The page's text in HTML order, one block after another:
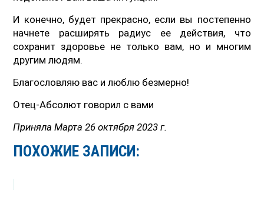
И конечно, будет прекрасно, если вы постепенно
начнете расширять радиус ее действия, что
сохранит здоровье не только вам, но и многим
другим людям.
Благословляю вас и люблю безмерно!
Отец-Абсолют говорил с вами
Приняла Марта 26 октября 2023 г.
ПОХОЖИЕ ЗАПИСИ: